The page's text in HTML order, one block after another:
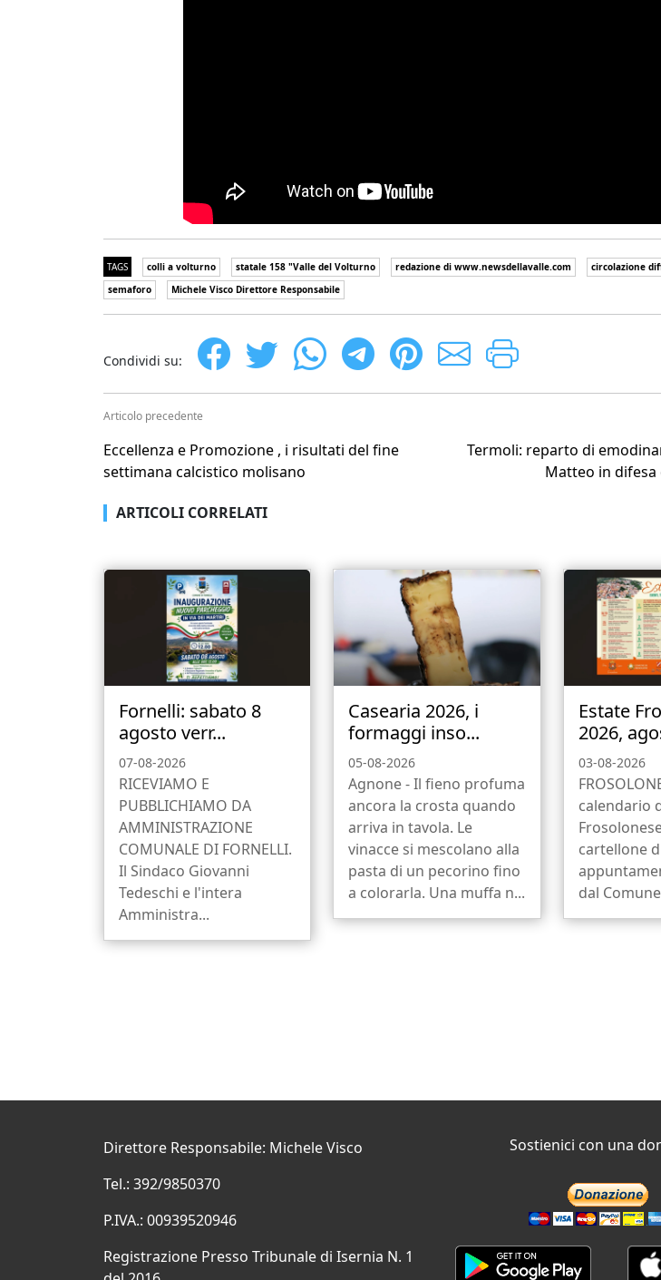
TAGS colli a volturno statale 158 "Valle del Volturno redazione di www.newsdellavalle.com circolazione
semaforo
Michele Visco Direttore Responsabile
Condividi su:
Articolo precedente
Eccellenza e Promozione , i risultati del fine
settimana calcistico molisano
Termoli: reparto di
Matteo in difesa
ARTICOLI CORRELATI
Fornelli: sabato 8
agosto verr...
07-08-2026
RICEVIAMO E
PUBBLICHIAMO DA
AMMINISTRAZIONE
COMUNALE DI FORNELLI.
Il Sindaco Giovanni
Tedeschi e l'intera
Amministra...
Casearia 2026, i
formaggi inso...
05-08-2026
Agnone - Il fieno profuma
ancora la crosta quando
arriva in tavola. Le
vinacce si mescolano alla
pasta di un pecorino fino
a colorarla. Una muffa n...
Estate
2026,
03-08-2026
calendario
cartellone
dal
Direttore Responsabile: Michele Visco
Tel.: 392/9850370
P.IVA.: 00939520946
Registrazione Presso Tribunale di Isernia N. 1
Sostienici con una